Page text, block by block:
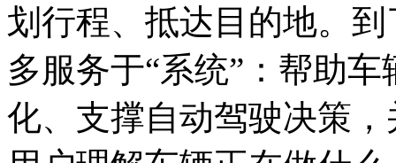
划行程、抵达目的地。
多服务于“系统”：帮助
化、支撑自动驾驶决策